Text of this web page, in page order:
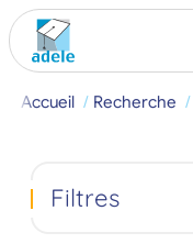
Accueil Recherche
Filtres